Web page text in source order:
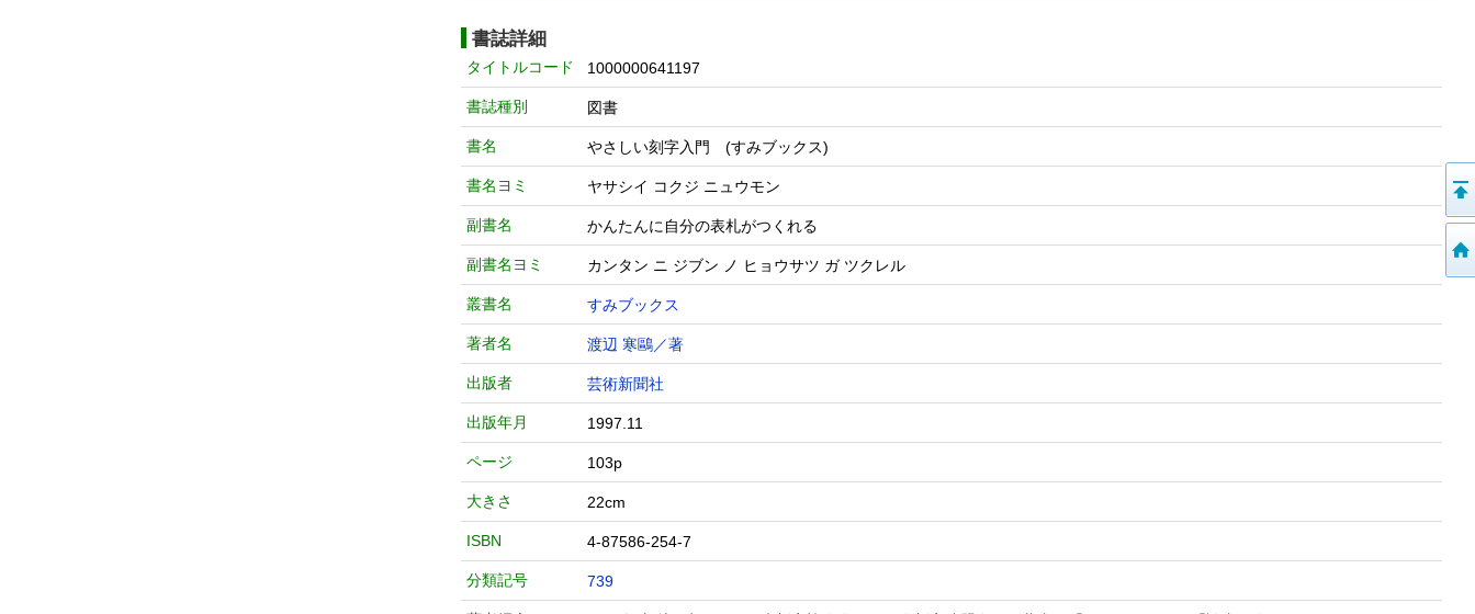
書誌詳細
タイトルコード 1000000641197
書誌種別 図書
書名 やさしい刻字入門 (すみブックス)
書名ヨミ ヤサシイ コクジ ニュウモン
副書名 かんたんに自分の表札がつくれる
副書名ヨミ カンタン ニ ジブン ノ ヒョウサツ ガ ツクレル
叢書名 すみブックス
著者名 渡辺 寒鷗／著
出版者 芸術新聞社
出版年月 1997.11
ページ 103p
大きさ 22cm
ISBN 4-87586-254-7
分類記号 739